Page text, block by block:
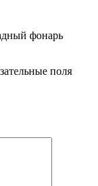
фонарь
поля